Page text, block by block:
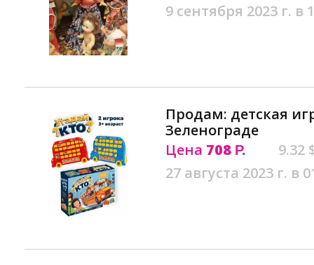
9 сентября 2023 г. в
Продам: детская
Зеленограде
Цена 708 Р.
9.32
27 августа 2023 г. в